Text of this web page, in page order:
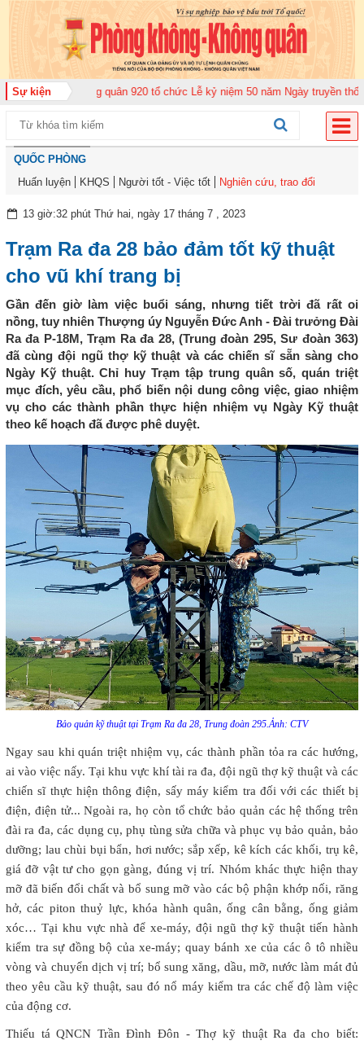
Sự kiện
đoàn Không quân 920 tổ chức Lễ kỷ niệm 50 năm Ngày truyền thống
QUỐC PHÒNG
Huấn luyện
KHQS Người tốt - Việc tốt Nghiên cứu, trao đổi
13 giờ:32 phút Thứ hai, ngày 17 tháng 7 , 2023
Trạm Ra đa 28 bảo đảm tốt kỹ thuật
cho vũ khí trang bị
Gần đến giờ làm việc buổi sáng, nhưng tiết trời đã rất oi
nồng, tuy nhiên Thượng úy Nguyễn Đức Anh - Đài trưởng Đài
Ra đa P-18M, Trạm Ra đa 28, (Trung đoàn 295, Sư đoàn 363)
đã cùng đội ngũ thợ kỹ thuật và các chiến sĩ sẵn sàng cho
Ngày Kỹ thuật. Chỉ huy Trạm tập trung quân số, quán triệt
mục đích, yêu cầu, phổ biến nội dung công việc, giao nhiệm
vụ cho các thành phần thực hiện nhiệm vụ Ngày Kỹ thuật
theo kế hoạch đã được phê duyệt.
Bảo quản kỹ thuật tại Trạm Ra đa 28, Trung đoàn 295.Ảnh: CTV
Ngay sau khi quán triệt nhiệm vụ, các thành phần tỏa ra các hướng,
ai vào việc nấy. Tại khu vực khí tài ra đa, đội ngũ thợ kỹ thuật và các
chiến sĩ thực hiện thông điện, sấy máy kiểm tra đối với các thiết bị
điện, điện tử... Ngoài ra, họ còn tổ chức bảo quản các hệ thống trên
đài ra đa, các dụng cụ, phụ tùng sửa chữa và phục vụ bảo quản, bảo
dưỡng; lau chùi bụi bẩn, hơi nước; sắp xếp, kê kích các khối, trụ kê,
giá đỡ vật tư cho gọn gàng, đúng vị trí. Nhóm khác thực hiện thay
mỡ đã biến đổi chất và bổ sung mỡ vào các bộ phận khớp nối, răng
hở, các piton thuỷ lực, khóa hành quân, ống cân bằng, ống giảm
xóc… Tại khu vực nhà để xe-máy, đội ngũ thợ kỹ thuật tiến hành
kiểm tra sự đồng bộ của xe-máy; quay bánh xe của các ô tô nhiều
vòng và chuyển dịch vị trí; bổ sung xăng, dầu, mỡ, nước làm mát đủ
theo yêu cầu kỹ thuật, sau đó nổ máy kiểm tra các chế độ làm việc
của động cơ.
Thiếu tá QNCN Trần Đình Đôn - Thợ kỹ thuật Ra đa cho biết: